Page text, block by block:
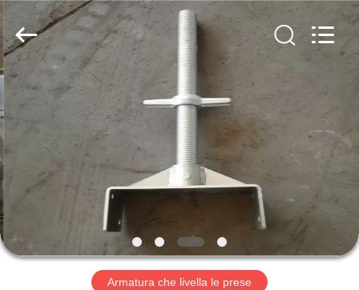
BENVENUTO
PRODOTTI
SU
DI
NOI
Formwork
System
Co.,
Ltd..
Rights
Armatura che livella le prese